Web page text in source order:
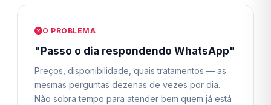
O PROBLEMA
"Passo o dia respondendo WhatsApp"
Preços, disponibilidade, quais tratamentos — as
mesmas perguntas dezenas de vezes por dia.
Não sobra tempo para atender bem quem já está